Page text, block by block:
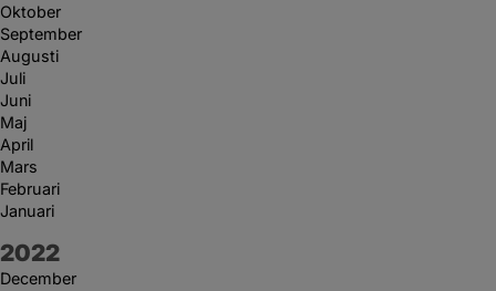
Oktober
September
Augusti
Juli
Juni
Maj
April
Mars
Februari
Januari
År:
2022
December